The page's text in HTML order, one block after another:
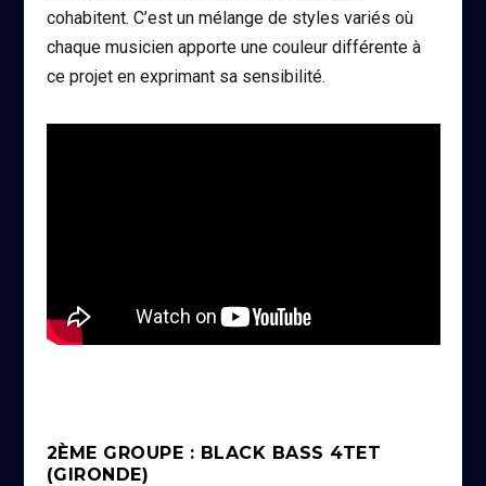
cohabitent. C’est un mélange de styles variés où
chaque musicien apporte une couleur différente à
ce projet en exprimant sa sensibilité.
2ÈME GROUPE : BLACK BASS 4TET
(GIRONDE)